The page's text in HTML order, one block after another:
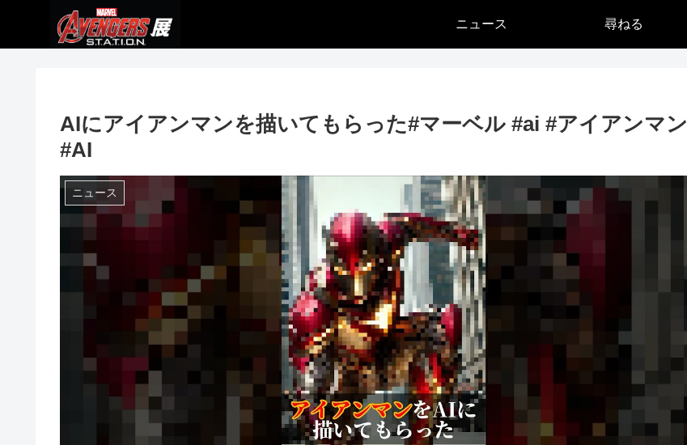
ニュース 尋ねる
AIにアイアンマンを描いてもらった#マーベル #ai #アイアンマン
#AI
ニュース